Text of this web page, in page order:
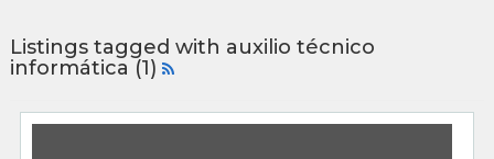
Listings tagged with auxilio técnico
informática (1)